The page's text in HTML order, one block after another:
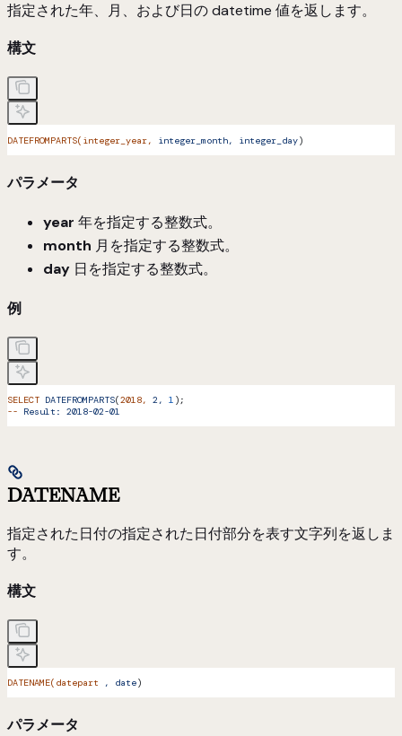
指定された年、月、および日の datetime 値を返します。
構文
DATEFROMPARTS(integer_year, integer_month, integer_day)
パラメータ
year 年を指定する整数式。
month 月を指定する整数式。
day 日を指定する整数式。
例
SELECT DATEFROMPARTS(2018, 2, 1 );
-- Result: 2018-02-01
DATENAME
指定された日付の指定された日付部分を表す文字列を返しま
す。
構文
DATENAME(datepart , date)
パラメータ